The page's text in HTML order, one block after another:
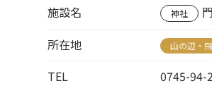
施設名 神社
所在地
山の辺・
TEL
0745-94-